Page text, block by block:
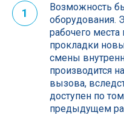
1
Возможность
оборудования.
рабочего места
прокладки
смены
производится
вызова,
доступен по
предыдущем